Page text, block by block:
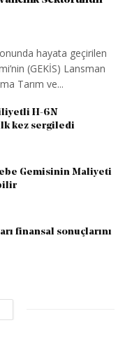
hayata geçirilen
(GEKİS) Lansman
Tarım ve...
H-6N
kez sergiledi
Gemisinin Maliyeti
finansal sonuçlarını